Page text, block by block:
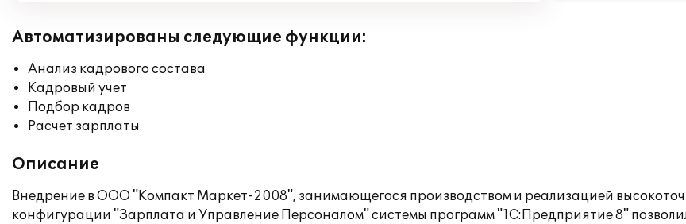
Автоматизированы следующие функции:
Анализ кадрового состава
Кадровый учет
Подбор кадров
Расчет зарплаты
Описание
Внедрение в ООО "Компакт Маркет-2008", занимающегося производством и реализацией
конфигурации "Зарплата и Управление Персоналом" системы программ "1С:Предприятие 8"